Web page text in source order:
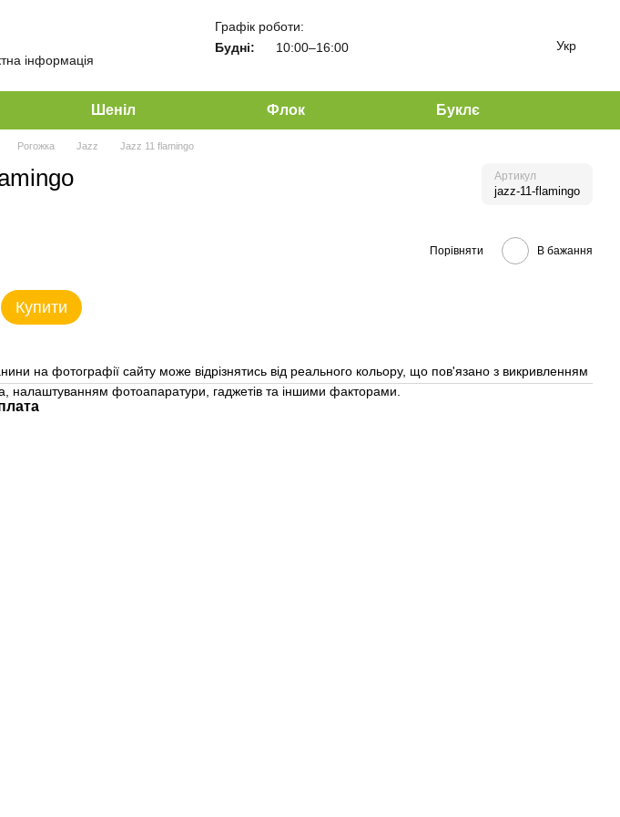
інформація
Графік роботи:
Будні:
10:00–16:00 Укр
Шеніл Флок Буклє
Рогожка Jazz Jazz 11 flamingo
Артикул
jazz-11-flamingo
Порівняти В бажання
Купити
на фотографії сайту може відрізнятись від реального кольору, що пов'язано з викривленням
налаштуванням фотоапаратури, гаджетів та іншими факторами.